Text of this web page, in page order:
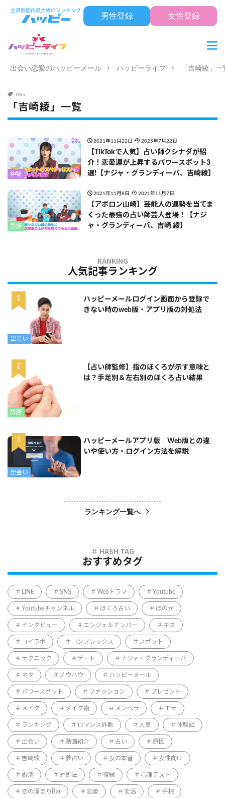
男性登録 女性登録
出会い恋愛のハッピーメール ハッピーライフ 「吉崎綾」一
TAG
「吉崎綾」一覧
神秘
2021年11月22日 2025年7月22日
【TikTokで人気】占い師クシナダが紹
介！恋愛運が上昇するパワースポット3
選!【ナジャ・グランディーバ、吉崎綾】
診断
2021年11月8日 2021年11月7日
【アポロン山崎】芸能人の運勢を当てま
くった最強の占い師芸人登場！【ナジ
ャ・グランディーバ、吉崎 綾】
人気記事ランキング
出会い
ハッピーメールログイン画面から登録で
きない時のweb版・アプリ版の対処法
診断
【占い師監修】指のほくろが示す意味と
は？手足別＆左右別のほくろ占い結果
出会い
ハッピーメールアプリ版｜Web版との違
いや使い方・ログイン方法を解説
ランキング一覧へ
おすすめタグ
LINE SNS Webドラマ Youtube
Youtubeチャンネル ほくろ占い ほのか
インタビュー エンジェルナンバー キス
コイラボ コンプレックス スポット
テクニック デート ナジャ・グランディーバ
ネタ ノウハウ ハッピーメール
パワースポット ファッション プレゼント
メイク メイク術 メンヘラ モテ
ランキング ロマンス詐欺 人気 体験談
出会い 動画紹介 占い 原因
吉崎綾 夢占い 女の本音 女性向け
婚活 対処法 復縁 心理テスト
恋の溜まりBar 恋愛 恋活 手相